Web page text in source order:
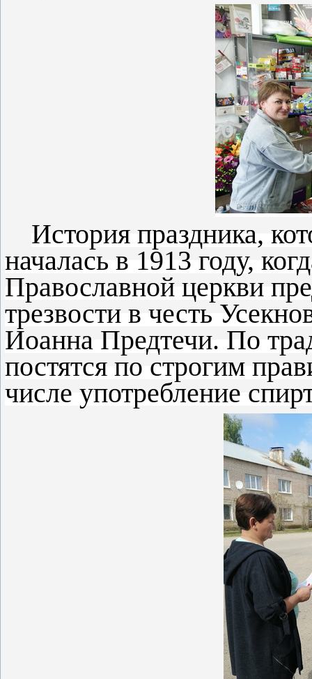
История праздника,
началась в 1913 году,
Православной церкви
трезвости в честь
Иоанна Предтечи. По
постятся по строгим
числе употребление